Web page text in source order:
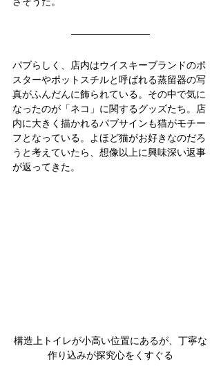
パブらしく、店内はウイスキーブランドのポ
スターやポットスチルと呼ばれる蒸留器の写
真がふんだんに飾られている。その中で気に
なったのが「ネコ」に関するグッズたち。店
内に大きく描かれるパブサインも猫がモチー
フとなっている。よほど猫がお好きなのだろ
うと考えていたら、想像以上に興味深い返事
が返ってきた。
構造上トイレが小高い位置にあるが、丁寧な
作り込みが探究心をくすぐる